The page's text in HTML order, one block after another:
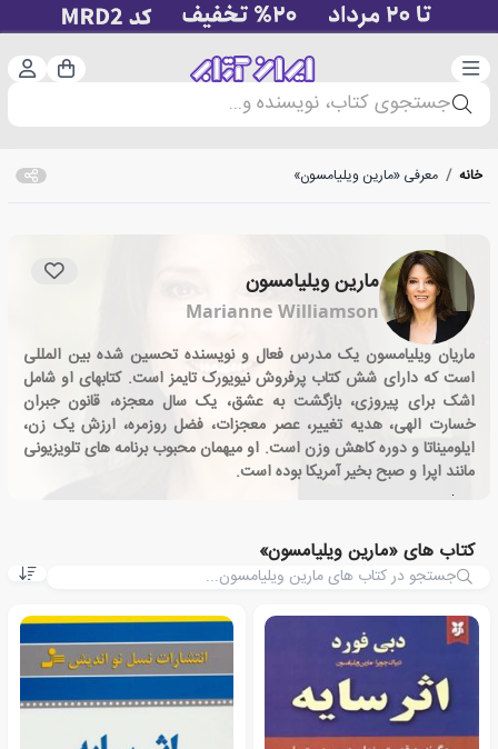
دسته‌بندی سبد
جستجوی کتاب، نویسنده و...
خانه / معرفی «مارین ویلیامسون»
مارین ویلیامسون
Marianne Williamson
ماریان ویلیامسون یک مدرس فعال و نویسنده تحسین شده بین المللی
است که دارای شش کتاب پرفروش نیویورک تایمز است. کتابهای او شامل
اشک برای پیروزی، بازگشت به عشق، یک سال معجزه، قانون جبران
خسارت الهی، هدیه تغییر، عصر معجزات، فضل روزمره، ارزش یک زن،
ایلومیناتا و دوره کاهش وزن است. او میهمان محبوب برنامه های تلویزیونی
مانند اپرا و صبح بخیر آمریکا بوده است.
کتاب های «مارین ویلیامسون»